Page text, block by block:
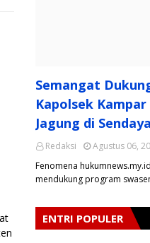
Semangat
Kapolsek
Jagung di
Redaksi
Agustus 06,
Fenomena
mendukung program
ENTRI POPULER